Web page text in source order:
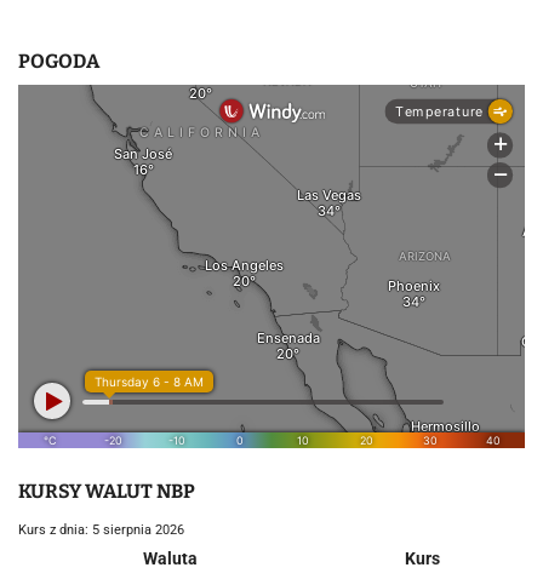
POGODA
KURSY WALUT NBP
Kurs z dnia: 5 sierpnia 2026
Waluta
Kurs